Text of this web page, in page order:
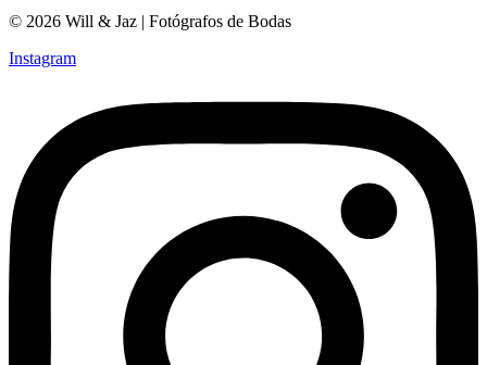
Compartir
© 2026 Will & Jaz | Fotógrafos de Bodas
Instagram